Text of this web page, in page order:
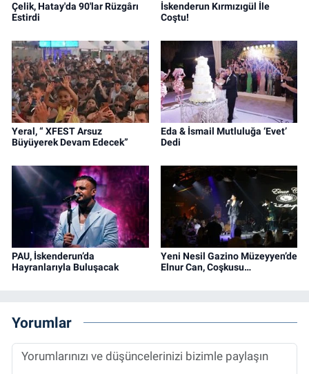
Çelik, Hatay'da 90'lar Rüzgârı
Estirdi
İskenderun Kırmızıgül İle
Coştu!
Yeral, “ XFEST Arsuz
Büyüyerek Devam Edecek”
Eda & İsmail Mutluluğa ‘Evet’
Dedi
PAU, İskenderun’da
Hayranlarıyla Buluşacak
Yeni Nesil Gazino Müzeyyen’de
Elnur Can, Coşkusu…
Yorumlar